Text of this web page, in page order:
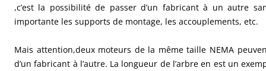
,c’est la possibilité de passer d’un fabricant à un autre
importante les supports de montage, les accouplements, etc.
Mais attention,deux moteurs de la même taille NEMA
d’un fabricant à l’autre. La longueur de l’arbre en est un